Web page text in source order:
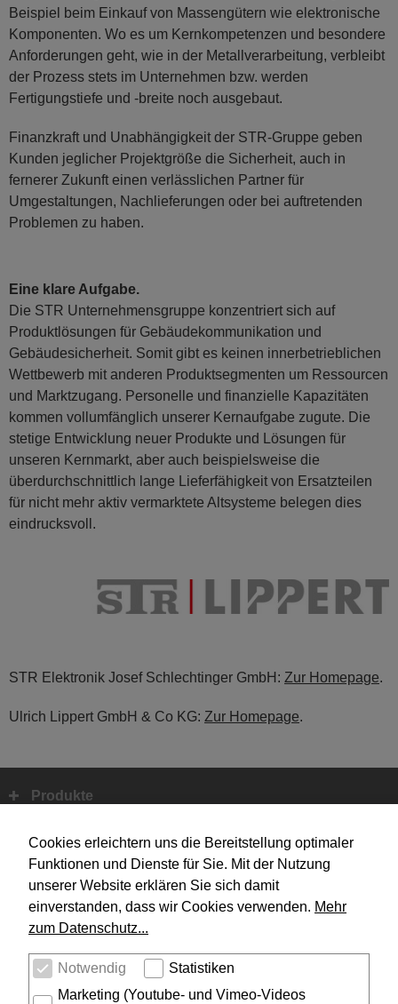
Cookies erleichtern uns die Bereitstellung optimaler
Funktionen und Dienste für Sie. Mit der Nutzung
unserer Website erklären Sie sich damit
einverstanden, dass wir Cookies verwenden. Mehr
zum Datenschutz...
Notwendig
Statistiken
Marketing (Youtube- und Vimeo-Videos
Beispiel beim Einkauf von Massengütern wie elektronische
Komponenten. Wo es um Kernkompetenzen und besondere
Anforderungen geht, wie in der Metallverarbeitung, verbleibt
der Prozess stets im Unternehmen bzw. werden
Fertigungstiefe und -breite noch ausgebaut.
Finanzkraft und Unabhängigkeit der STR-Gruppe geben
Kunden jeglicher Projektgröße die Sicherheit, auch in
fernerer Zukunft einen verlässlichen Partner für
Umgestaltungen, Nachlieferungen oder bei auftretenden
Problemen zu haben.
Eine klare Aufgabe.
Die STR Unternehmensgruppe konzentriert sich auf
Produktlösungen für Gebäudekommunikation und
Gebäudesicherheit. Somit gibt es keinen innerbetrieblichen
Wettbewerb mit anderen Produktsegmenten um Ressourcen
und Marktzugang. Personelle und finanzielle Kapazitäten
kommen vollumfänglich unserer Kernaufgabe zugute. Die
stetige Entwicklung neuer Produkte und Lösungen für
unseren Kernmarkt, aber auch beispielsweise die
überdurchschnittlich lange Lieferfähigkeit von Ersatzteilen
für nicht mehr aktiv vermarktete Altsysteme belegen dies
eindrucksvoll.
STR Elektronik Josef Schlechtinger GmbH: Zur Homepage.
Ulrich Lippert GmbH & Co KG: Zur Homepage.
Produkte
Systemtechnik
Design
Unternehmen
Service